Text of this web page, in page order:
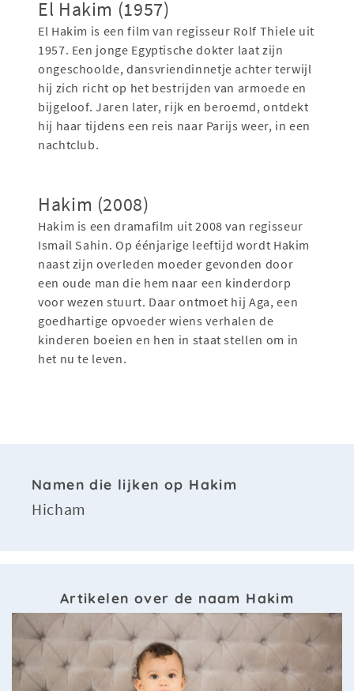
El Hakim (1957)
El Hakim is een film van regisseur Rolf Thiele uit
1957. Een jonge Egyptische dokter laat zijn
ongeschoolde, dansvriendinnetje achter terwijl
hij zich richt op het bestrijden van armoede en
bijgeloof. Jaren later, rijk en beroemd, ontdekt
hij haar tijdens een reis naar Parijs weer, in een
nachtclub.
Hakim (2008)
Hakim is een dramafilm uit 2008 van regisseur
Ismail Sahin. Op éénjarige leeftijd wordt Hakim
naast zijn overleden moeder gevonden door
een oude man die hem naar een kinderdorp
voor wezen stuurt. Daar ontmoet hij Aga, een
goedhartige opvoeder wiens verhalen de
kinderen boeien en hen in staat stellen om in
het nu te leven.
Namen die lijken op Hakim
Hicham
Artikelen over de naam Hakim